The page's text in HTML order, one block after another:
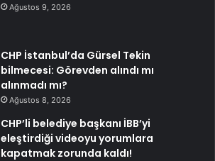
Ağustos 9, 2026
CHP İstanbul’da Gürsel Tekin
bilmecesi: Görevden alındı mı
alınmadı mı?
Ağustos 8, 2026
CHP’li belediye başkanı İBB’yi
eleştirdiği videoyu yorumlara
kapatmak zorunda kaldı!